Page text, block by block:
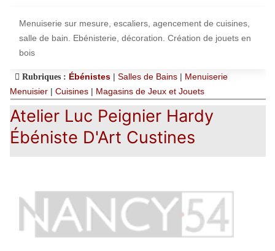
Menuiserie sur mesure, escaliers, agencement de cuisines,
salle de bain. Ebénisterie, décoration. Création de jouets en
bois
Rubriques : Ébénistes | Salles de Bains | Menuiserie
Menuisier | Cuisines | Magasins de Jeux et Jouets
Atelier Luc Peignier Hardy
Ébéniste D'Art Custines